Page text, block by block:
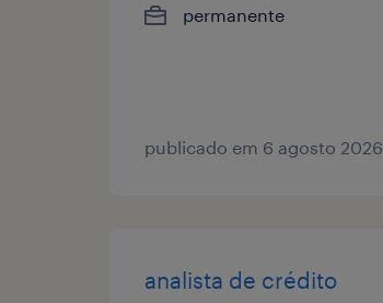
permanente
publicado em 6 agosto 2026
analista de crédito